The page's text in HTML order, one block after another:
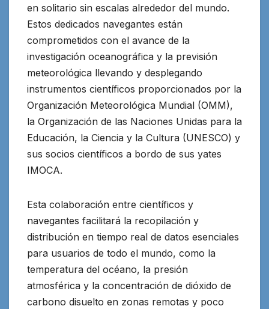
en solitario sin escalas alrededor del mundo.
Estos dedicados navegantes están
comprometidos con el avance de la
investigación oceanográfica y la previsión
meteorológica llevando y desplegando
instrumentos científicos proporcionados por la
Organización Meteorológica Mundial (OMM),
la Organización de las Naciones Unidas para la
Educación, la Ciencia y la Cultura (UNESCO) y
sus socios científicos a bordo de sus yates
IMOCA.
Esta colaboración entre científicos y
navegantes facilitará la recopilación y
distribución en tiempo real de datos esenciales
para usuarios de todo el mundo, como la
temperatura del océano, la presión
atmosférica y la concentración de dióxido de
carbono disuelto en zonas remotas y poco